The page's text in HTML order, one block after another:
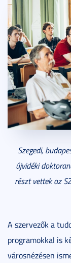
Szegedi,
újvidéki
részt vettek az
A szervezők a
programokkal is
városnézésen